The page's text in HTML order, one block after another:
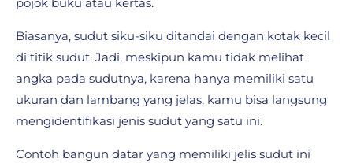
Biasanya, sudut siku-siku ditandai dengan kotak kecil
di titik sudut. Jadi, meskipun kamu tidak melihat
angka pada sudutnya, karena hanya memiliki satu
ukuran dan lambang yang jelas, kamu bisa langsung
mengidentifikasi jenis sudut yang satu ini.
Contoh bangun datar yang memiliki jelis sudut ini